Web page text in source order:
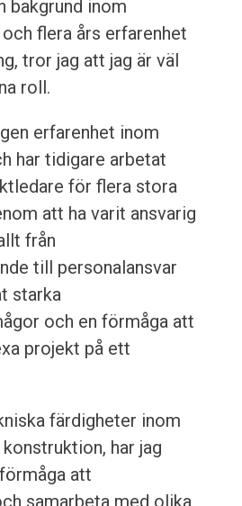
bakgrund inom
flera års erfarenhet
tror jag att jag är väl
roll.
erfarenhet inom
har tidigare arbetat
för flera stora
att ha varit ansvarig
från
till personalansvar
starka
och en förmåga att
projekt på ett
färdigheter inom
har jag
att
samarbeta med olika